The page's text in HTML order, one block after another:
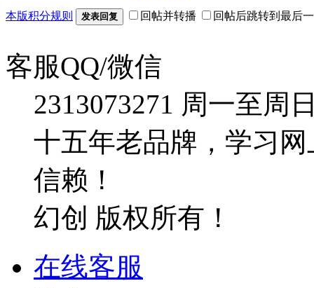
本版积分规则 发表回复 回帖并转播 回帖后跳转到最后
客服QQ/微信
2313073271 周一至周
十五年老品牌，学习
信赖！
幻创 版权所有！
在线客服